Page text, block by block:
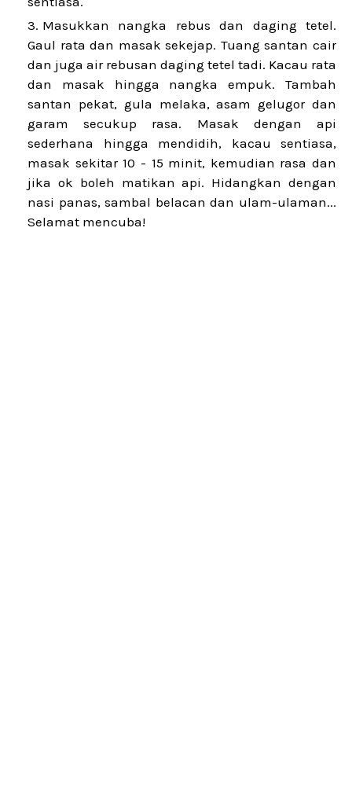
Masukkan nangka rebus dan daging tetel.
Gaul rata dan masak sekejap. Tuang santan cair
dan juga air rebusan daging tetel tadi. Kacau rata
dan masak hingga nangka empuk. Tambah
santan pekat, gula melaka, asam gelugor dan
garam secukup rasa. Masak dengan api
sederhana hingga mendidih, kacau sentiasa,
masak sekitar 10 - 15 minit, kemudian rasa dan
jika ok boleh matikan api. Hidangkan dengan
nasi panas, sambal belacan dan ulam-ulaman...
Selamat mencuba!